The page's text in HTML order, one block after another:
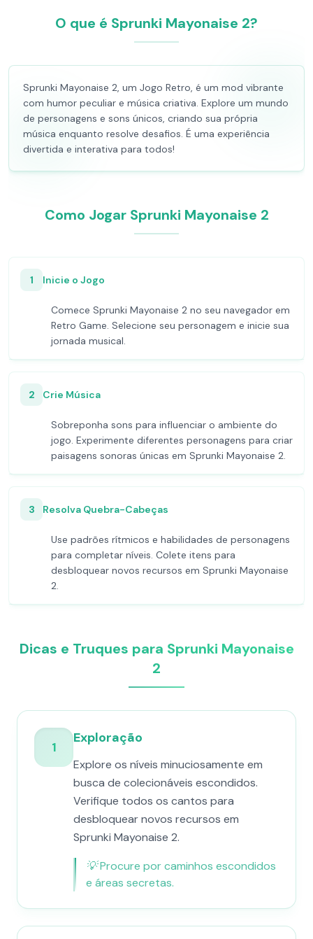
O que é Sprunki Mayonaise 2?
Sprunki Mayonaise 2, um Jogo Retro, é um mod vibrante
com humor peculiar e música criativa. Explore um mundo
de personagens e sons únicos, criando sua própria
música enquanto resolve desafios. É uma experiência
divertida e interativa para todos!
Como Jogar Sprunki Mayonaise 2
1 Inicie o Jogo
Comece Sprunki Mayonaise 2 no seu navegador em
Retro Game. Selecione seu personagem e inicie sua
jornada musical.
2 Crie Música
Sobreponha sons para influenciar o ambiente do
jogo. Experimente diferentes personagens para criar
paisagens sonoras únicas em Sprunki Mayonaise 2.
3 Resolva Quebra-Cabeças
Use padrões rítmicos e habilidades de personagens
para completar níveis. Colete itens para
desbloquear novos recursos em Sprunki Mayonaise
2.
Dicas e Truques para Sprunki Mayonaise
2
1
Exploração
Explore os níveis minuciosamente em
busca de colecionáveis ​​escondidos.
Verifique todos os cantos para
desbloquear novos recursos em
Sprunki Mayonaise 2.
💡Procure por caminhos escondidos
e áreas secretas.